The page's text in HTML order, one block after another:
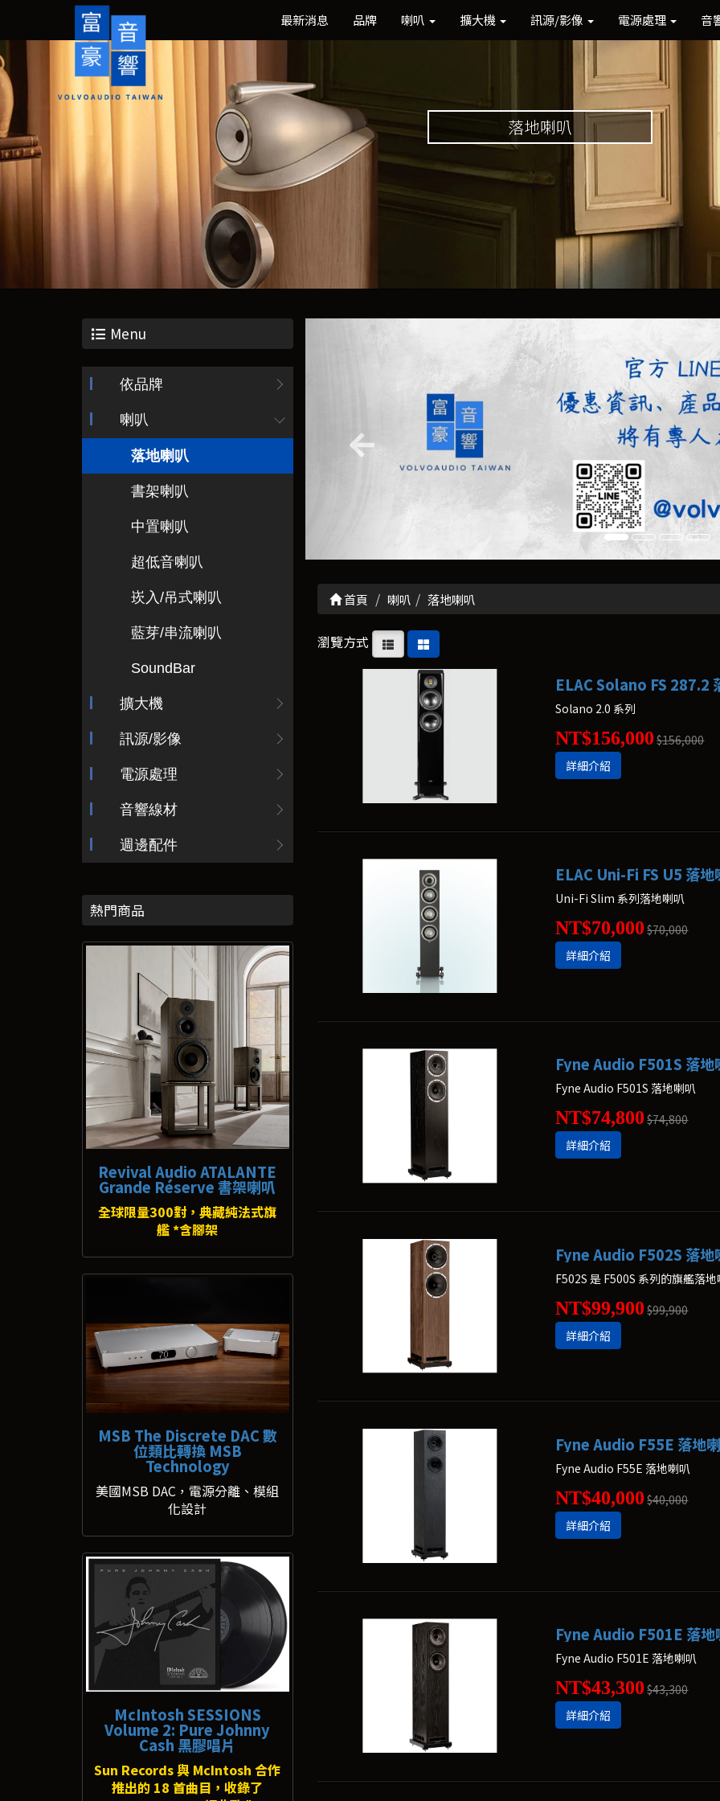
最新消息 品牌 喇叭 擴大機 訊源/影像 電源處理 音
落地喇叭
Menu
依品牌
喇叭
落地喇叭
書架喇叭
中置喇叭
超低音喇叭
崁入/吊式喇叭
藍芽/串流喇叭
SoundBar
擴大機
訊源/影像
電源處理
音響線材
週邊配件
熱門商品
Revival Audio ATALANTE
Grande Réserve 書架喇叭
全球限量300對，典藏純法式旗
艦 *含腳架
MSB The Discrete DAC 數
位類比轉換 MSB
Technology
美國MSB DAC，電源分離、模組
化設計
McIntosh SESSIONS
Volume 2: Pure Johnny
Cash 黑膠唱片
Sun Records 與 McIntosh 合作
推出的 18 首曲目，收錄了
首頁 喇叭 落地喇叭
瀏覽方式
ELAC Solano FS 287.2
Solano 2.0 系列
NT$156,000 $156,000
詳細介紹
ELAC Uni-Fi FS U5 落地
Uni-Fi Slim 系列落地喇叭
NT$70,000 $70,000
詳細介紹
Fyne Audio F501S 落地
Fyne Audio F501S 落地喇叭
NT$74,800 $74,800
詳細介紹
Fyne Audio F502S 落地
F502S 是 F500S 系列的旗艦落地
NT$99,900 $99,900
詳細介紹
Fyne Audio F55E 落地
Fyne Audio F55E 落地喇叭
NT$40,000 $40,000
詳細介紹
Fyne Audio F501E 落地
Fyne Audio F501E 落地喇叭
NT$43,300 $43,300
詳細介紹